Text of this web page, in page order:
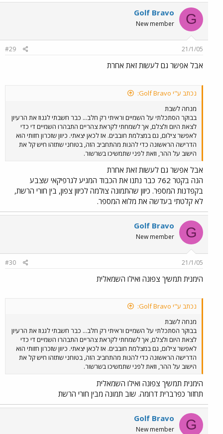
G
Golf Bravo
New member
21/1/05
#29
אבל אפשר גם לעשות זאת אחרת
נכתב ע"י Golf Bravo:
מנחה לשבת
בבוקר הסתכלתי על השמיים וראיתי רק חלב... כבר חשבתי לגנוז את הרעיון
לצאת היום ולצלם, אך לשמחתי לקראת צהריים התבהרו השמיים די כדי
לאפשר צילום, גם במצלמת חובבים. אז לכאן יצאתי. כיוון שזכרון חזותי הוא
הדרישה הראשונה כדי להנות מהתחביב הזה, בטוחני שתזהו חיש קל את
הישוב על ההר, וזאת לפני שתמשיכו בשרשור.
אבל אפשר גם לעשות זאת אחרת
הנה בקטר 762 כבר נתנו את הכבוד המגיע לגרפיקאי שצבע
בקפדנות המספר. כיוון שהתמונה צולמה לכיוון צפון, בין חורי הרשת,
לא קלטתי בעדשה את מלוא המספר.
G
Golf Bravo
New member
21/1/05
#30
הימנית תמשיך צפונה ואילו השמאלית
נכתב ע"י Golf Bravo:
מנחה לשבת
בבוקר הסתכלתי על השמיים וראיתי רק חלב... כבר חשבתי לגנוז את הרעיון
לצאת היום ולצלם, אך לשמחתי לקראת צהריים התבהרו השמיים די כדי
לאפשר צילום, גם במצלמת חובבים. אז לכאן יצאתי. כיוון שזכרון חזותי הוא
הדרישה הראשונה כדי להנות מהתחביב הזה, בטוחני שתזהו חיש קל את
הישוב על ההר, וזאת לפני שתמשיכו בשרשור.
הימנית תמשיך צפונה ואילו השמאלית
תחזור כפרברית דרומה. שוב תמונה מבין חורי הרשת
G
Golf Bravo
New member